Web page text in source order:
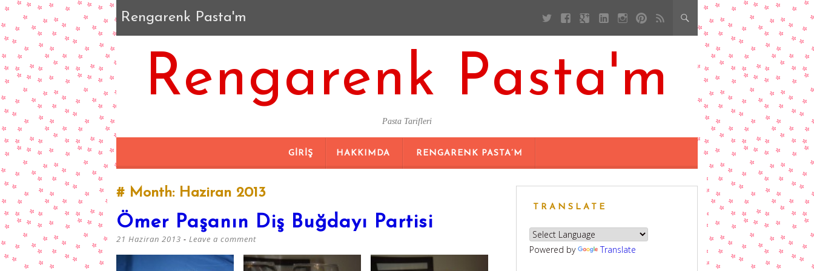
Rengarenk Pasta'm
Rengarenk Pasta'm
Pasta Tarifleri
GIRIŞ HAKKIMDA RENGARENK PASTA’M
Month: Haziran 2013
Ömer Paşanın Diş Buğdayı Partisi
21 Haziran 2013 Leave a comment
TRANSLATE
Powered by Translate